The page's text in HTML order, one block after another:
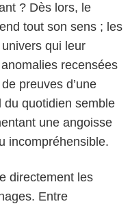
? Dès lors, le
tout son sens ; les
qui leur
recensées
preuves d’une
du quotidien semble
une angoisse
incompréhensible.
directement les
Entre